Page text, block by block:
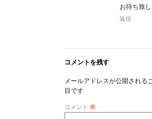
お待ち致
返信
コメントを残す
メールアドレスが公開される
目です
コメント ※